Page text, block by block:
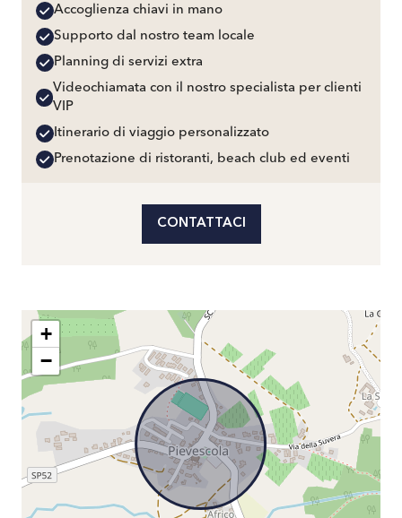
Accoglienza chiavi in mano
Supporto dal nostro team locale
Planning di servizi extra
Videochiamata con il nostro specialista per clienti
VIP
Itinerario di viaggio personalizzato
Prenotazione di ristoranti, beach club ed eventi
CONTATTACI
+
−